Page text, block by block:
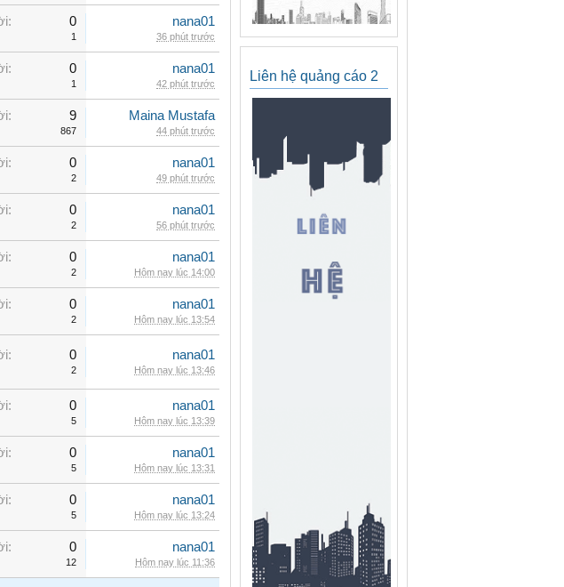
0
1
nana01
36 phút trước
0
1
nana01
42 phút trước
9
867
Maina Mustafa
44 phút trước
0
2
nana01
49 phút trước
0
2
nana01
56 phút trước
0
2
nana01
Hôm nay lúc 14:00
0
2
nana01
Hôm nay lúc 13:54
0
2
nana01
Hôm nay lúc 13:46
0
5
nana01
Hôm nay lúc 13:39
0
5
nana01
Hôm nay lúc 13:31
0
5
nana01
Hôm nay lúc 13:24
0
12
nana01
Hôm nay lúc 11:36
Liên hệ quảng cáo 2